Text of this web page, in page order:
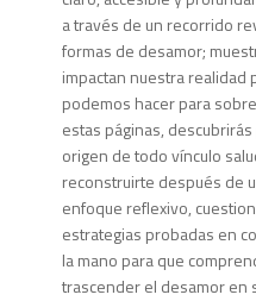
a través de un recorrido
formas de desamor;
impactan nuestra realidad
podemos hacer para
estas páginas,
origen de todo vínculo
reconstruirte después de
enfoque reflexivo,
estrategias probadas en
la mano para que
trascender el desamor en